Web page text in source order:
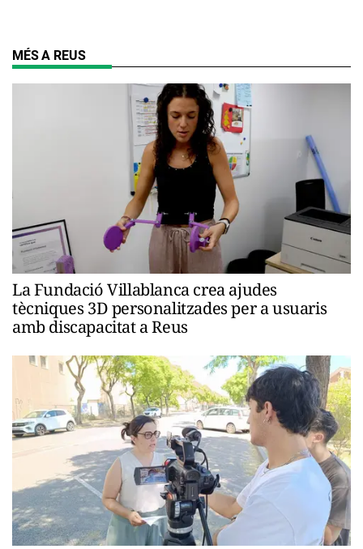
MÉS A REUS
La Fundació Villablanca crea ajudes
tècniques 3D personalitzades per a usuaris
amb discapacitat a Reus